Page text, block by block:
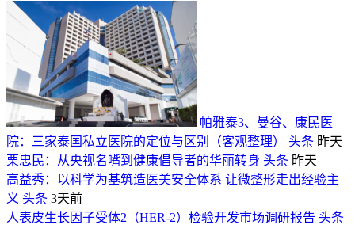
帕雅泰3、曼谷、康民医
院：三家泰国私立医院的定位与区别（客观整理）
头条 昨天
栗忠民：从央视名嘴到健康倡导者的华丽转身 头条 昨天
高益秀：以科学为基筑造医美安全体系 让微整形走出经验主
义 头条 3天前
人表皮生长因子受体2（HER-2）检验开发市场调研报告 头条